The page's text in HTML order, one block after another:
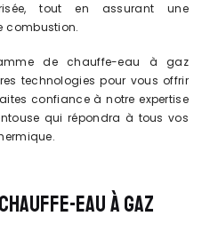
tout en assurant une
combustion.
de chauffe-eau à gaz
technologies pour vous offrir
confiance à notre expertise
qui répondra à tous vos
EAU À GAZ